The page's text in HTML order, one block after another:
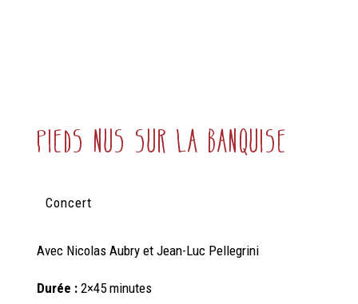
pieds nus sur la banquise
Concert
Avec Nicolas Aubry et Jean-Luc Pellegrini
Durée :2×45 minutes